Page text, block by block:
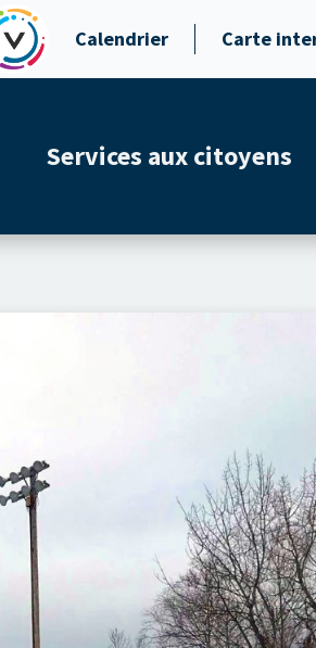
Calendrier Carte
Services aux citoyens